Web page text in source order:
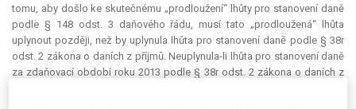
tomu, aby došlo ke skutečnému „prodloužení“ lhůty pro stanovení daně
podle § 148 odst. 3 daňového řádu, musí tato „prodloužená“ lhůta
uplynout později, než by uplynula lhůta pro stanovení daně podle § 38r
odst. 2 zákona o daních z příjmů. Neuplynula-li lhůta pro stanovení daně
za zdaňovací období roku 2013 podle § 38r odst. 2 zákona o daních z